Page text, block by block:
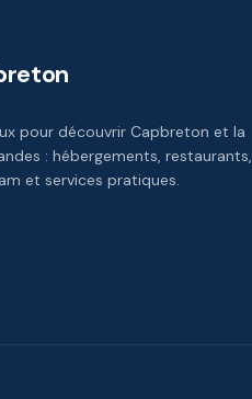
pour découvrir Capbreton et la
: hébergements, restaurants,
et services pratiques.